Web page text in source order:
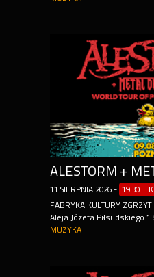
ALESTORM +
11 SIERPNIA 2026 - 19:30 |
FABRYKA KULTURY ZGRZYT
Aleja Józefa Piłsudskiego 13
MUZYKA